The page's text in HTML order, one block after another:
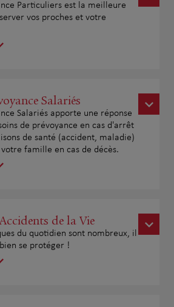
Particuliers est la meilleure
vos proches et votre
Salariés
Salariés apporte une réponse
de prévoyance en cas d'arrêt
de santé (accident, maladie)
famille en cas de décès.
de la Vie
du quotidien sont nombreux, il
se protéger !